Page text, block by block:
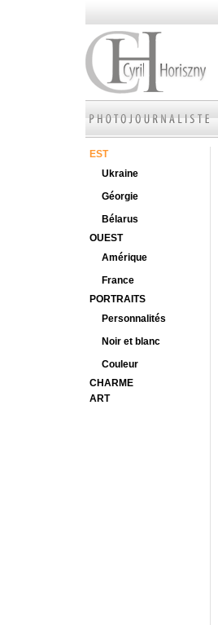
EST
Ukraine
Géorgie
Bélarus
OUEST
Amérique
France
PORTRAITS
Personnalités
Noir et blanc
Couleur
CHARME
ART